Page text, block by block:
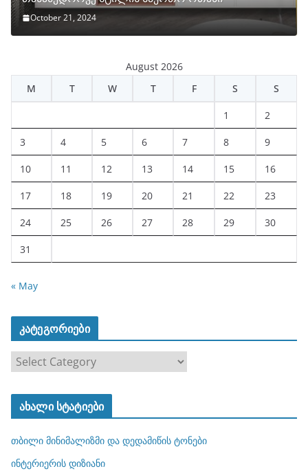
October 21, 2024
August 2026
M
T W T F S S
1 2
3 4 5 6 7 8 9
10 11 12 13 14 15 16
17 18 19 20 21 22 23
24 25 26 27 28 29 30
31
« May
კატეგორიები
ტ
ო
რ
ახალი სტატიები
თბილი მინიმალიზმი და დედამიწის ტონები
ინტერიერის დიზიანი